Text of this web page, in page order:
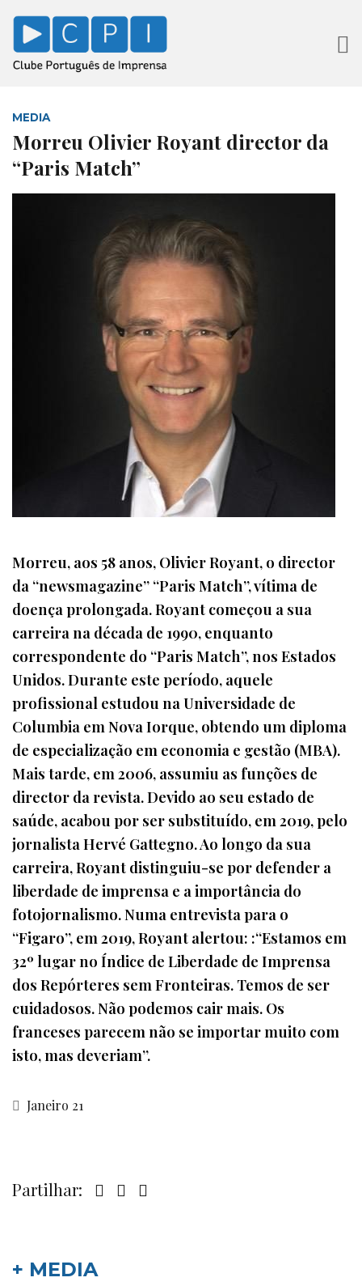
MEDIA
Morreu Olivier Royant director da
“Paris Match”
Morreu, aos 58 anos, Olivier Royant, o director
da “newsmagazine” “Paris Match”, vítima de
doença prolongada. Royant começou a sua
carreira na década de 1990, enquanto
correspondente do “Paris Match”, nos Estados
Unidos. Durante este período, aquele
profissional estudou na Universidade de
Columbia em Nova Iorque, obtendo um diploma
de especialização em economia e gestão (MBA).
Mais tarde, em 2006, assumiu as funções de
director da revista. Devido ao seu estado de
saúde, acabou por ser substituído, em 2019, pelo
jornalista Hervé Gattegno. Ao longo da sua
carreira, Royant distinguiu-se por defender a
liberdade de imprensa e a importância do
fotojornalismo. Numa entrevista para o
“Figaro”, em 2019, Royant alertou: :“Estamos em
32º lugar no Índice de Liberdade de Imprensa
dos Repórteres sem Fronteiras. Temos de ser
cuidadosos. Não podemos cair mais. Os
franceses parecem não se importar muito com
isto, mas deveriam”.
Janeiro 21
Partilhar:
+ MEDIA